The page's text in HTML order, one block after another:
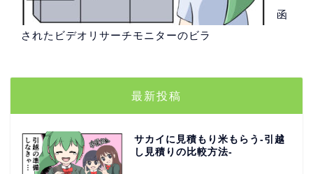
函
されたビデオリサーチモニターのビラ
最新投稿
サカイに見積もり米もらう-引越
し見積りの比較方法-